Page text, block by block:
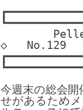
◇   No.129
今週末の総会
せがあるため